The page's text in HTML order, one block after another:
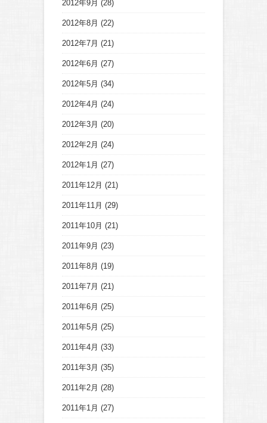
2012年9月 (28)
2012年8月 (22)
2012年7月 (21)
2012年6月 (27)
2012年5月 (34)
2012年4月 (24)
2012年3月 (20)
2012年2月 (24)
2012年1月 (27)
2011年12月 (21)
2011年11月 (29)
2011年10月 (21)
2011年9月 (23)
2011年8月 (19)
2011年7月 (21)
2011年6月 (25)
2011年5月 (25)
2011年4月 (33)
2011年3月 (35)
2011年2月 (28)
2011年1月 (27)